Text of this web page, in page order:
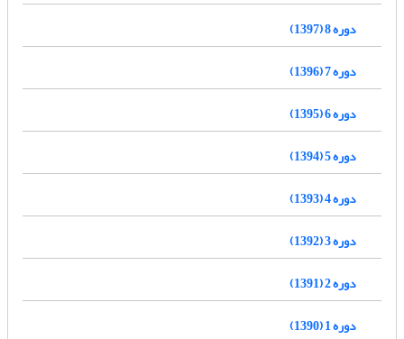
دوره 8 (1397)
دوره 7 (1396)
دوره 6 (1395)
دوره 5 (1394)
دوره 4 (1393)
دوره 3 (1392)
دوره 2 (1391)
دوره 1 (1390)